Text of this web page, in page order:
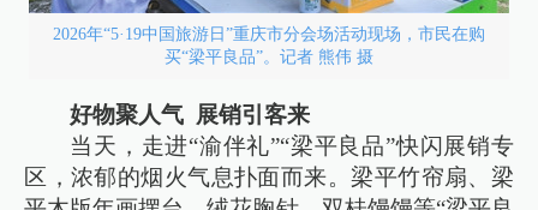
2026年“5·19中国旅游日”重庆市分会场活动现场，市民在购
买“梁平良品”。记者 熊伟 摄
好物聚人气 展销引客来
当天，走进“渝伴礼”“梁平良品”快闪展销专
区，浓郁的烟火气息扑面而来。梁平竹帘扇、梁